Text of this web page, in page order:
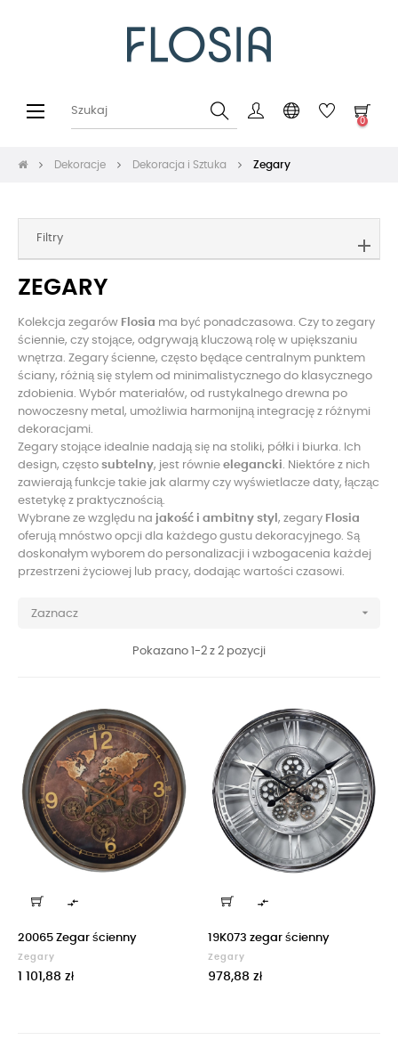
Toggle
navigation
☰
0
Dekoracje Dekoracja i Sztuka Zegary
Filtry
ZEGARY
Kolekcja zegarów Flosia ma być ponadczasowa. Czy to zegary
ściennie, czy stojące, odgrywają kluczową rolę w upiększaniu
wnętrza. Zegary ścienne, często będące centralnym punktem
ściany, różnią się stylem od minimalistycznego do klasycznego
zdobienia. Wybór materiałów, od rustykalnego drewna po
nowoczesny metal, umożliwia harmonijną integrację z różnymi
dekoracjami.
Zegary stojące idealnie nadają się na stoliki, półki i biurka. Ich
design, często subtelny, jest równie elegancki. Niektóre z nich
zawierają funkcje takie jak alarmy czy wyświetlacze daty, łącząc
estetykę z praktycznością.
Wybrane ze względu na jakość i ambitny styl , zegary Flosia
oferują mnóstwo opcji dla każdego gustu dekoracyjnego. Są
doskonałym wyborem do personalizacji i wzbogacenia każdej
przestrzeni życiowej lub pracy, dodając wartości czasowi.
Zaznacz 
Pokazano 1-2 z 2 pozycji

20065 Zegar ścienny
Zegary
Cena
1 101,88 zł

19K073 zegar ścienny
Zegary
Cena
978,88 zł